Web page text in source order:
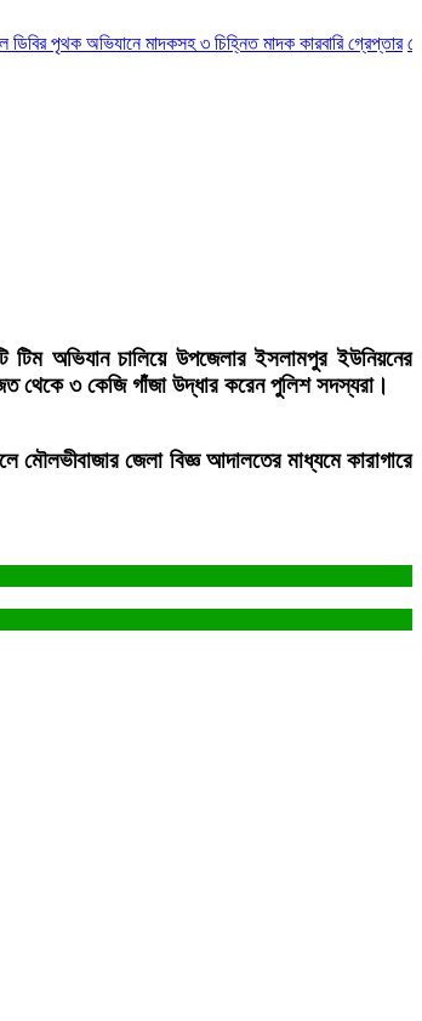
পৃথক অভিযানে মাদকসহ ৩ চিহ্নিত মাদক কারবারি গ্রেপ্তার
অভিযান চালিয়ে উপজেলার ইসলামপুর ইউনিয়নের
থেকে ৩ কেজি গাঁজা উদ্ধার করেন পুলিশ সদস্যরা।
জেলা বিজ্ঞ আদালতের মাধ্যমে কারাগারে